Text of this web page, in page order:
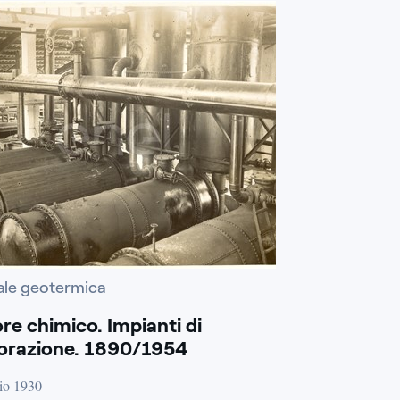
geotermica
chimico. Impianti di
1890/1954
1930